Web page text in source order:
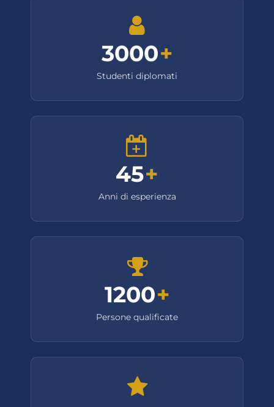
3000+
Studenti diplomati
45+
Anni di esperienza
1200+
Persone qualificate